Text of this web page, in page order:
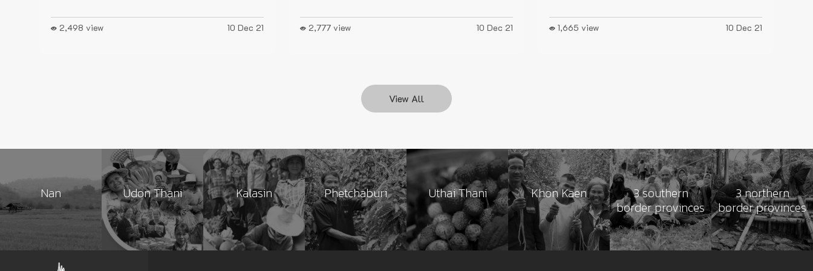
2,498 view 10 Dec 21 2,777 view 10 Dec 21 1,665 view 10 Dec 21
View All
Nan Udon Thani Kalasin Phetchaburi Uthai Thani Khon Kaen
3 southern
border provinces
3 northern
border provinces